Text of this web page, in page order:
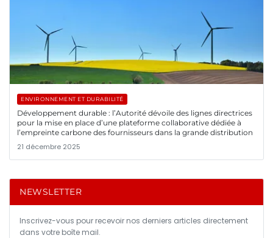
ENVIRONNEMENT ET DURABILITÉ
Développement durable : l’Autorité dévoile des lignes directrices
pour la mise en place d’une plateforme collaborative dédiée à
l’empreinte carbone des fournisseurs dans la grande distribution
21 décembre 2025
NEWSLETTER
Inscrivez-vous pour recevoir nos derniers articles directement
dans votre boîte mail.